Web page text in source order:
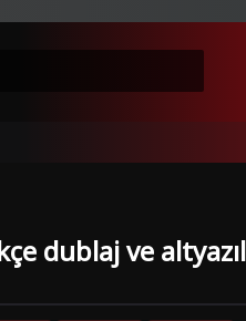
dublaj ve